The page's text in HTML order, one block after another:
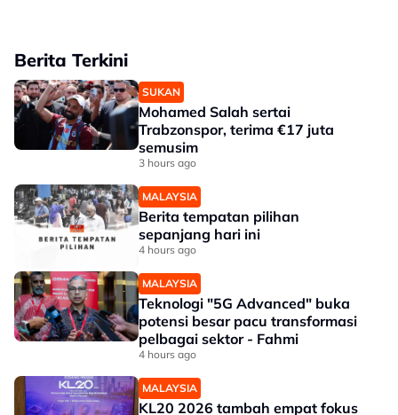
Berita Terkini
SUKAN
Mohamed Salah sertai
Trabzonspor, terima €17 juta
semusim
3 hours ago
MALAYSIA
Berita tempatan pilihan
sepanjang hari ini
4 hours ago
MALAYSIA
Teknologi "5G Advanced" buka
potensi besar pacu transformasi
pelbagai sektor - Fahmi
4 hours ago
MALAYSIA
KL20 2026 tambah empat fokus